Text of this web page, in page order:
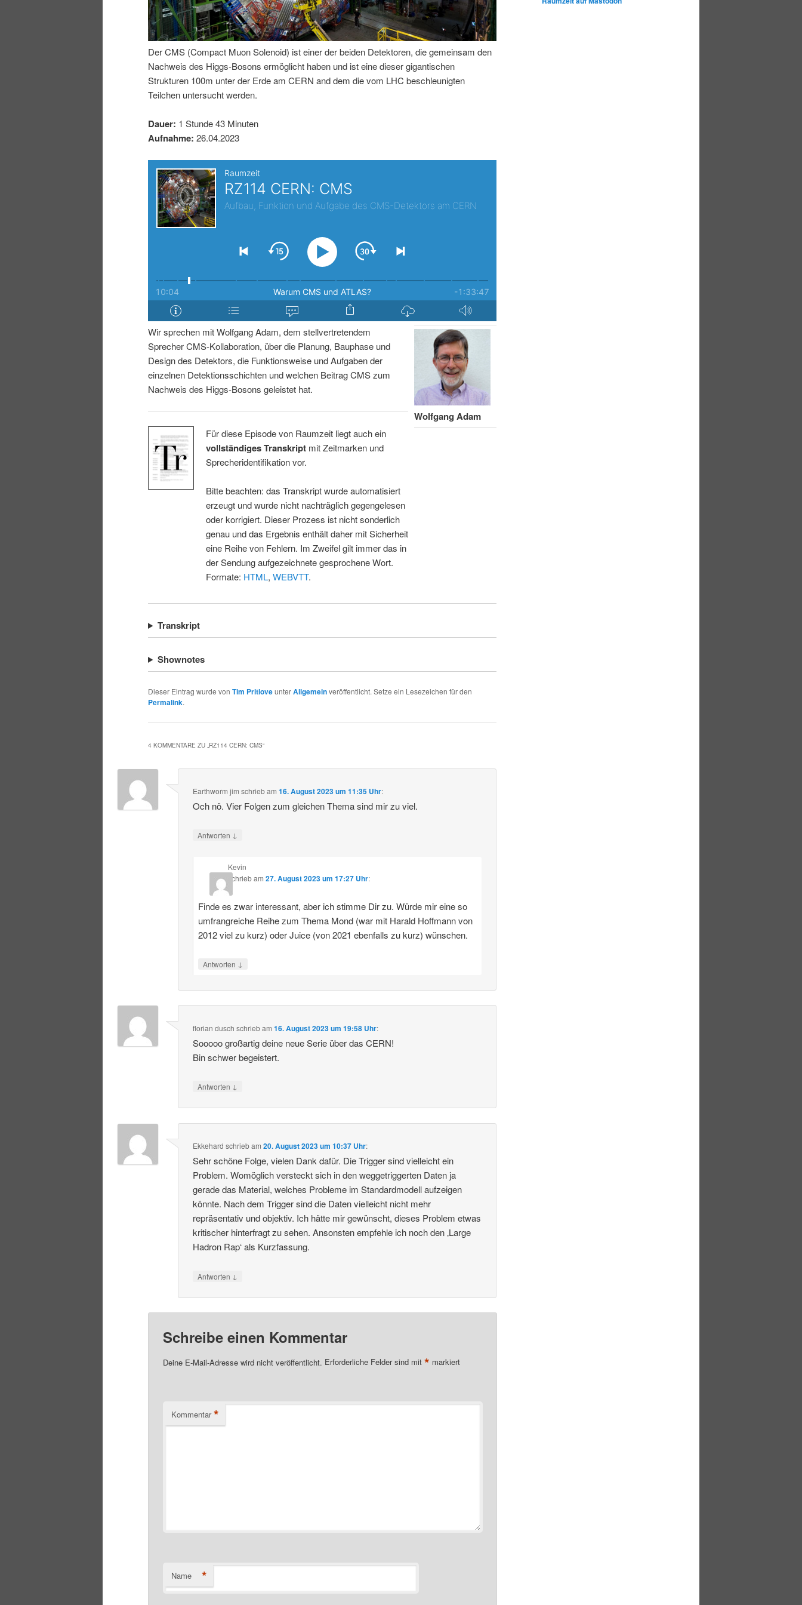
I
l
t
s
p
i
g
e
n
e
h
a
l
t
p
i
n
g
e
n
Der CMS (Compact Muon Solenoid) ist einer der beiden Detektoren, die gemeinsam den
Nachweis des Higgs-Bosons ermöglicht haben und ist eine dieser gigantischen
Strukturen 100m unter der Erde am CERN and dem die vom LHC beschleunigten
Teilchen untersucht werden.
Dauer: 1 Stunde 43 Minuten
Aufnahme: 26.04.2023
Wolfgang Adam
Wir sprechen mit Wolfgang Adam, dem stellvertretendem
Sprecher CMS-Kollaboration, über die Planung, Bauphase und
Design des Detektors, die Funktionsweise und Aufgaben der
einzelnen Detektionsschichten und welchen Beitrag CMS zum
Nachweis des Higgs-Bosons geleistet hat.
Für diese Episode von Raumzeit liegt auch ein
vollständiges Transkriptmit Zeitmarken und
Sprecheridentifikation vor.
Bitte beachten: das Transkript wurde automatisiert
erzeugt und wurde nicht nachträglich gegengelesen
oder korrigiert. Dieser Prozess ist nicht sonderlich
genau und das Ergebnis enthält daher mit Sicherheit
eine Reihe von Fehlern. Im Zweifel gilt immer das in
der Sendung aufgezeichnete gesprochene Wort.
Formate: HTML, WEBVTT.
Transkript
Shownotes
Dieser Eintrag wurde von Tim PritloveunterAllgemeinveröffentlicht. Setze ein Lesezeichen für den
Permalink.
4 KOMMENTARE ZU „ RZ114 CERN: CMS“
Earthworm jim schriebam16. August 2023 um 11:35 Uhr:
Och nö. Vier Folgen zum gleichen Thema sind mir zu viel.
Antworten ↓
Kevin
schriebam 27. August 2023 um 17:27 Uhr:
Finde es zwar interessant, aber ich stimme Dir zu. Würde mir eine so
umfrangreiche Reihe zum Thema Mond (war mit Harald Hoffmann von
2012 viel zu kurz) oder Juice (von 2021 ebenfalls zu kurz) wünschen.
Antworten ↓
florian dusch schriebam16. August 2023 um 19:58 Uhr:
Sooooo großartig deine neue Serie über das CERN!
Bin schwer begeistert.
Antworten ↓
Ekkehard schriebam20. August 2023 um 10:37 Uhr:
Sehr schöne Folge, vielen Dank dafür. Die Trigger sind vielleicht ein
Problem. Womöglich versteckt sich in den weggetriggerten Daten ja
gerade das Material, welches Probleme im Standardmodell aufzeigen
könnte. Nach dem Trigger sind die Daten vielleicht nicht mehr
repräsentativ und objektiv. Ich hätte mir gewünscht, dieses Problem etwas
kritischer hinterfragt zu sehen. Ansonsten empfehle ich noch den ‚Large
Hadron Rap‘ als Kurzfassung.
Antworten ↓
Schreibe einen Kommentar
Deine E-Mail-Adresse wird nicht veröffentlicht. Erforderliche Felder sind mit* markiert
Kommentar *
Name *